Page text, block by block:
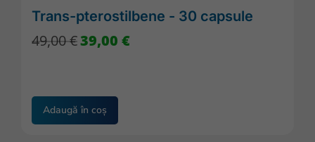
Trans-pterostilbene - 30 capsule
49,00€39,00 €
Adaugă în coș